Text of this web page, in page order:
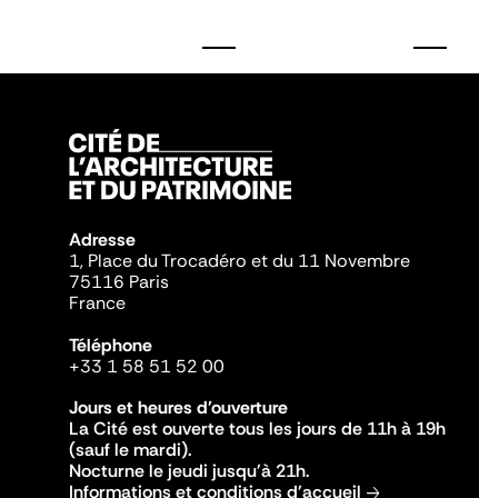
Adresse
1, Place du Trocadéro et du 11 Novembre
75116 Paris
France
Téléphone
+33 1 58 51 52 00
Jours et heures d'ouverture
La Cité est ouverte tous les jours de 11h à 19h
(sauf le mardi).
Nocturne le jeudi jusqu'à 21h.
Informations et conditions d'accueil